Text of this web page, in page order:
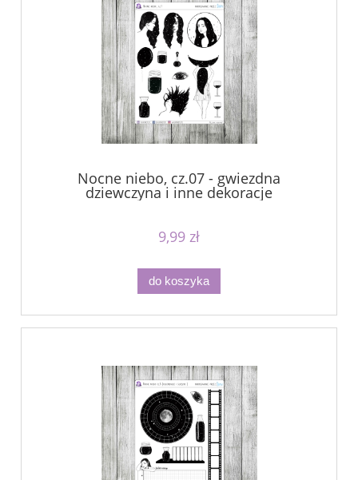
Nocne niebo, cz.07 - gwiezdna
dziewczyna i inne dekoracje
9,99 zł
do koszyka